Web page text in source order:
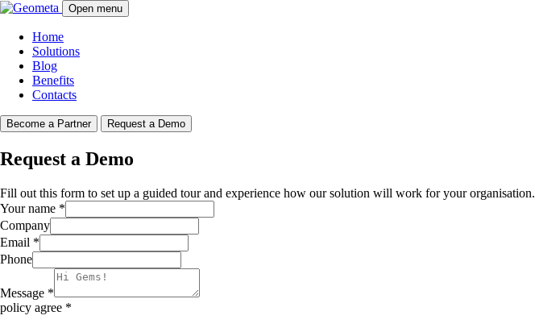
Open menu
Home
Solutions
Blog
Benefits
Contacts
Become a Partner Request a Demo
Request a Demo
Fill out this form to set up a guided tour and experience how our solution will work for your organisation.
Your name *
Company
Email *
Phone
Message *
policy agree *